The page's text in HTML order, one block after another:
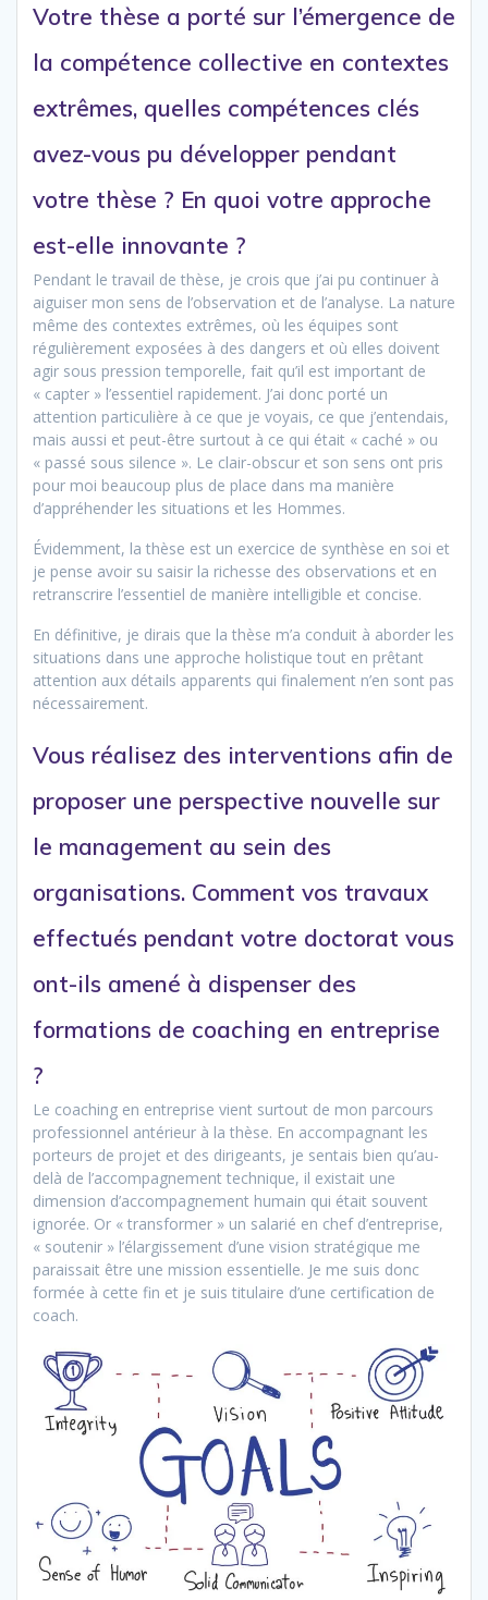
Votre thèse a porté sur l’émergence de
la compétence collective en contextes
extrêmes, quelles compétences clés
avez-vous pu développer pendant
votre thèse ? En quoi votre approche
est-elle innovante ?
Pendant le travail de thèse, je crois que j’ai pu continuer à
aiguiser mon sens de l’observation et de l’analyse. La nature
même des contextes extrêmes, où les équipes sont
régulièrement exposées à des dangers et où elles doivent
agir sous pression temporelle, fait qu’il est important de
« capter » l’essentiel rapidement. J’ai donc porté un
attention particulière à ce que je voyais, ce que j’entendais,
mais aussi et peut-être surtout à ce qui était « caché » ou
« passé sous silence ». Le clair-obscur et son sens ont pris
pour moi beaucoup plus de place dans ma manière
d’appréhender les situations et les Hommes.
Évidemment, la thèse est un exercice de synthèse en soi et
je pense avoir su saisir la richesse des observations et en
retranscrire l’essentiel de manière intelligible et concise.
En définitive, je dirais que la thèse m’a conduit à aborder les
situations dans une approche holistique tout en prêtant
attention aux détails apparents qui finalement n’en sont pas
nécessairement.
Vous réalisez des interventions afin de
proposer une perspective nouvelle sur
le management au sein des
organisations. Comment vos travaux
effectués pendant votre doctorat vous
ont-ils amené à dispenser des
formations de coaching en entreprise
?
Le coaching en entreprise vient surtout de mon parcours
professionnel antérieur à la thèse. En accompagnant les
porteurs de projet et des dirigeants, je sentais bien qu’au-
delà de l’accompagnement technique, il existait une
dimension d’accompagnement humain qui était souvent
ignorée. Or « transformer » un salarié en chef d’entreprise,
« soutenir » l’élargissement d’une vision stratégique me
paraissait être une mission essentielle. Je me suis donc
formée à cette fin et je suis titulaire d’une certification de
coach.